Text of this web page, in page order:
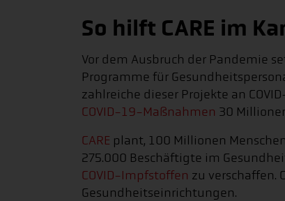
So hilft CARE im
Vor dem Ausbruch der Pandemie
Programme für
zahlreiche dieser Projekte an
COVID-19-Maßnahmen 30
CARE plant, 100 Millionen
275.000 Beschäftigte im
COVID-Impfstoffen zu verschaffen.
Gesundheitseinrichtungen.